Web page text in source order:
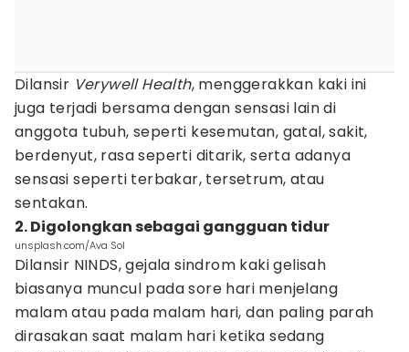
Dilansir Verywell Health, menggerakkan kaki ini
juga terjadi bersama dengan sensasi lain di
anggota tubuh, seperti kesemutan, gatal, sakit,
berdenyut, rasa seperti ditarik, serta adanya
sensasi seperti terbakar, tersetrum, atau
sentakan.
2. Digolongkan sebagai gangguan tidur
unsplash.com/Ava Sol
Dilansir NINDS, gejala sindrom kaki gelisah
biasanya muncul pada sore hari menjelang
malam atau pada malam hari, dan paling parah
dirasakan saat malam hari ketika sedang